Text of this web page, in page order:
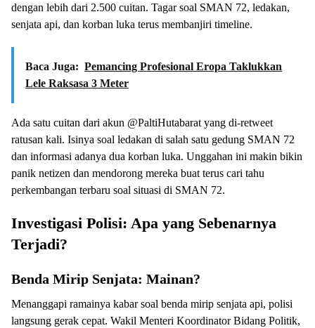
dengan lebih dari 2.500 cuitan. Tagar soal SMAN 72, ledakan,
senjata api, dan korban luka terus membanjiri timeline.
Baca Juga: Pemancing Profesional Eropa Taklukkan
Lele Raksasa 3 Meter
Ada satu cuitan dari akun @PaltiHutabarat yang di-retweet
ratusan kali. Isinya soal ledakan di salah satu gedung SMAN 72
dan informasi adanya dua korban luka. Unggahan ini makin bikin
panik netizen dan mendorong mereka buat terus cari tahu
perkembangan terbaru soal situasi di SMAN 72.
Investigasi Polisi: Apa yang Sebenarnya
Terjadi?
Benda Mirip Senjata: Mainan?
Menanggapi ramainya kabar soal benda mirip senjata api, polisi
langsung gerak cepat. Wakil Menteri Koordinator Bidang Politik,